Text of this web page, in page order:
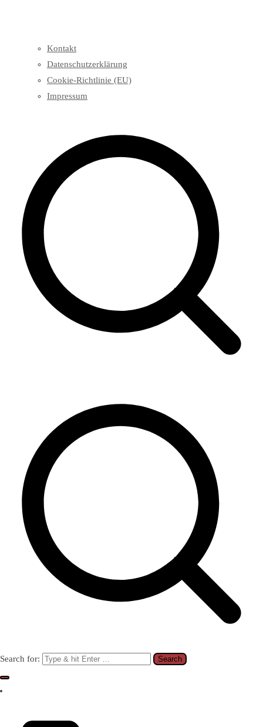
Kontakt
Datenschutzerklärung
Cookie-Richtlinie (EU)
Impressum
Search for: